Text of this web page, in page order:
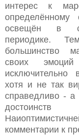
интерес к
освещён в
периодике.
большинство
своих
исключительно
хотя и не так
справедливо - а
комментарии к